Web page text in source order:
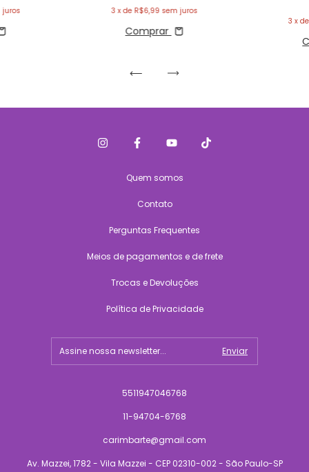
juros 3 x de R$6,99 sem juros
Comprar
3 x
Quem somos
Contato
Perguntas Frequentes
Meios de pagamentos e de frete
Trocas e Devoluções
Política de Privacidade
5511947046768
11-94704-6768
carimbarte@gmail.com
Av. Mazzei, 1782 - Vila Mazzei - CEP 02310-002 - São Paulo-SP